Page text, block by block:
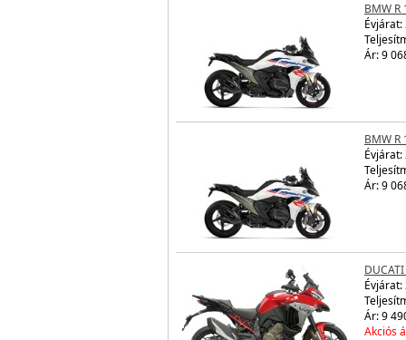
BMW R
Évjárat:
Ár: 9
BMW R
Évjárat:
Ár: 9
Évjárat:
Ár: 9
Akciós